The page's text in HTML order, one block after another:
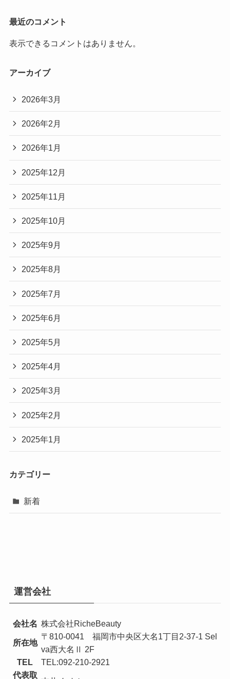
最近のコメント
表示できるコメントはありません。
アーカイブ
2026年3月
2026年2月
2026年1月
2025年12月
2025年11月
2025年10月
2025年9月
2025年8月
2025年7月
2025年6月
2025年5月
2025年4月
2025年3月
2025年2月
2025年1月
カテゴリー
新着
運営会社
会社名 株式会社RicheBeauty
所在地
〒810-0041 福岡市中央区大名1丁目2-37-1 Sel
va西大名Ⅱ 2F
TEL
TEL:092-210-2921
代表取